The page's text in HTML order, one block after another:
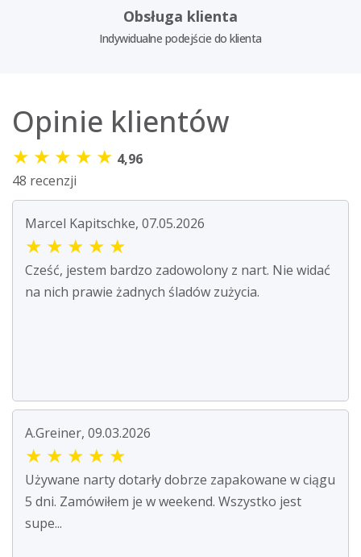
Obsługa klienta
Indywidualne podejście do klienta
Opinie klientów
★ ★ ★ ★ ★ 4,96
48 recenzji
Marcel Kapitschke, 07.05.2026
★ ★ ★ ★ ★
Cześć, jestem bardzo zadowolony z nart. Nie widać
na nich prawie żadnych śladów zużycia.
A.Greiner, 09.03.2026
★ ★ ★ ★ ★
Używane narty dotarły dobrze zapakowane w ciągu
5 dni. Zamówiłem je w weekend. Wszystko jest
supe...